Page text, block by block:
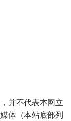
并不代表本网立
体（本站底部列